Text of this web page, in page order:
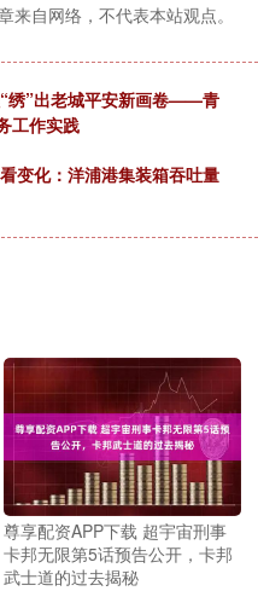
来自网络，不代表本站观点。
绣”出老城平安新画卷——青
工作实践
变化：洋浦港集装箱吞吐量
尊享配资APP下载 超宇宙刑事
卡邦无限第5话预告公开，卡邦
武士道的过去揭秘